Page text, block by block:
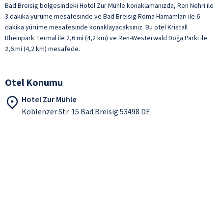
Bad Breisig bölgesindeki Hotel Zur Mühle konaklamanızda, Ren Nehri ile
3 dakika yürüme mesafesinde ve Bad Breisig Roma Hamamları ile 6
dakika yürüme mesafesinde konaklayacaksınız. Bu otel Kristall
Rheinpark Termal ile 2,6 mi (4,2 km) ve Ren-Westerwald Doğa Parkı ile
2,6 mi (4,2 km) mesafede.
Otel Konumu
Hotel Zur Mühle
Koblenzer Str. 15 Bad Breisig 53498 DE